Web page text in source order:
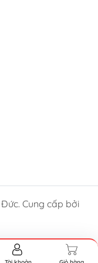
nhân tạo, robot
vệ sinh con
thiểu việc bảo
với tốc
mẽ, giúp đánh
đá hay gỗ.
giữ cho con lăn
toàn nước bẩn
Cung cấp bởi